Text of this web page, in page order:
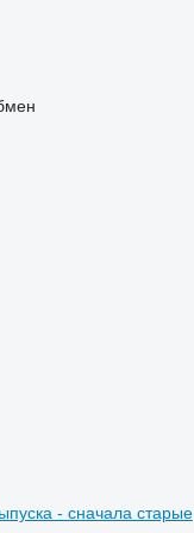
- сначала старые